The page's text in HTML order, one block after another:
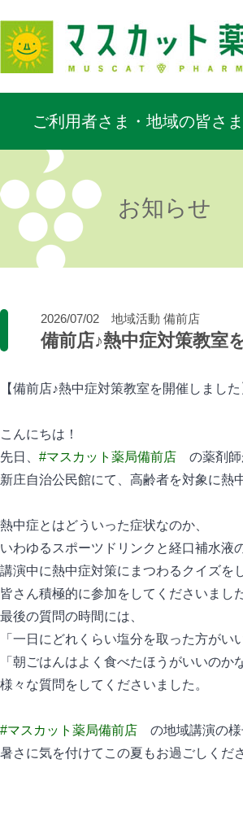
ご利用者さま・地域の皆さ
お知らせ
2026/07/02 地域活動 備前店
備前店♪熱中症対策教室
【備前店♪熱中症対策教室を開催しました
こんにちは！
先日、 #マスカット薬局備前店 の薬剤師
新庄自治公民館にて、高齢者を対象に熱
熱中症とはどういった症状なのか、
いわゆるスポーツドリンクと経口補水液
講演中に熱中症対策にまつわるクイズを
皆さん積極的に参加をしてくださいました
最後の質問の時間には、
「一日にどれくらい塩分を取った方がい
「朝ごはんはよく食べたほうがいいのか
様々な質問をしてくださいました。
#マスカット薬局備前店 の地域講演の様
暑さに気を付けてこの夏もお過ごしくだ